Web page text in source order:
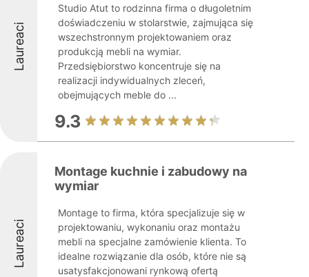
Laureaci
Studio Atut to rodzinna firma o długoletnim
doświadczeniu w stolarstwie, zajmująca się
wszechstronnym projektowaniem oraz
produkcją mebli na wymiar.
Przedsiębiorstwo koncentruje się na
realizacji indywidualnych zleceń,
obejmujących meble do ...
9.3
Laureaci
Montage kuchnie i zabudowy na
wymiar
Montage to firma, która specjalizuje się w
projektowaniu, wykonaniu oraz montażu
mebli na specjalne zamówienie klienta. To
idealne rozwiązanie dla osób, które nie są
usatysfakcjonowani rynkową ofertą